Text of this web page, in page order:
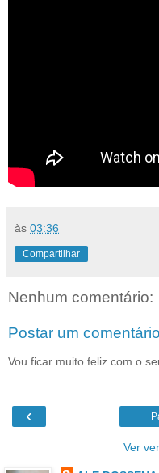
às 03:36
Compartilhar
Nenhum comentário:
Postar um comentário
Vou ficar muito feliz com o
‹
Ver